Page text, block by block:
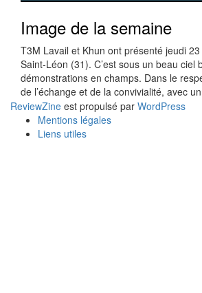
Image de la semaine
T3M Lavail et Khun ont présenté jeudi
Saint-Léon (31). C’est sous un beau
démonstrations en champs. Dans le
de l’échange et de la convivialité, avec
ReviewZine est propulsé par WordPress
Mentions légales
Liens utiles